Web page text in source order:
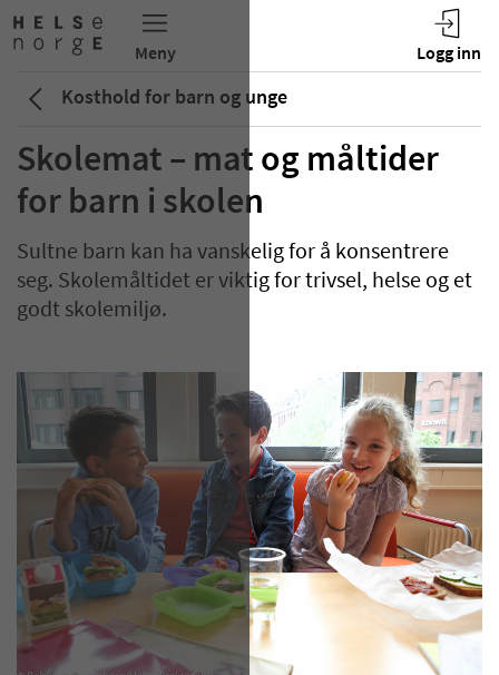
Kosthold for barn og unge
Skolemat – mat og måltider
for barn i skolen
Sultne barn kan ha vanskelig for å konsentrere
seg. Skolemåltidet er viktig for trivsel, helse og et
godt skolemiljø.